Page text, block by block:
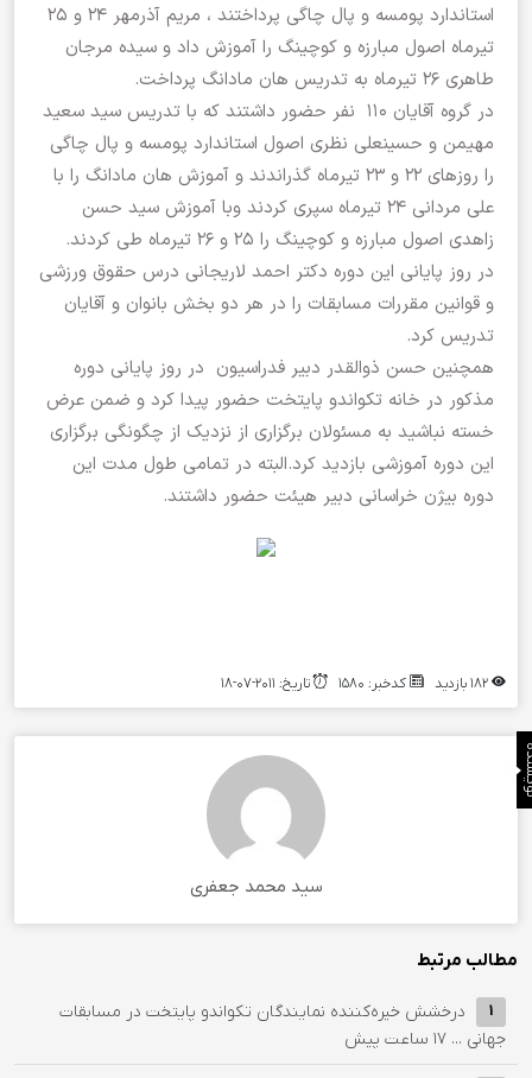
استاندارد پومسه و پال چاگی پرداختند ، مریم آذرمهر ۲۴ و ۲۵
تیرماه اصول مبارزه و کوچینگ را آموزش داد و سیده مرجان
طاهری ۲۶ تیرماه به تدریس هان مادانگ پرداخت.
در گروه آقایان ۱۱۰ نفر حضور داشتند که با تدریس سید سعید
مهیمن و حسینعلی نظری اصول استاندارد پومسه و پال چاگی
را روزهای ۲۲ و ۲۳ تیرماه گذراندند و آموزش هان مادانگ را با
علی مردانی ۲۴ تیرماه سپری کردند وبا آموزش سید حسن
زاهدی اصول مبارزه و کوچینگ را ۲۵ و ۲۶ تیرماه طی کردند.
در روز پایانی این دوره دکتر احمد لاریجانی درس حقوق ورزشی
و قوانین مقررات مسابقات را در هر دو بخش بانوان و آقایان
تدریس کرد.
همچنین حسن ذوالقدر دبیر فدراسیون در روز پایانی دوره
مذکور در خانه تکواندو پایتخت حضور پیدا کرد و ضمن عرض
خسته نباشید به مسئولان برگزاری از نزدیک از چگونگی برگزاری
این دوره آموزشی بازدید کرد.البته در تمامی طول مدت این
دوره بیژن خراسانی دبیر هیئت حضور داشتند.
کدخبر: 1580 تاریخ: 2011-07-18
سید محمد جعفری
مطالب مرتبط
1
درخشش خیره‌کننده نمایندگان تکواندو پایتخت در مسابقات
جهانی ... 17 ساعت پیش